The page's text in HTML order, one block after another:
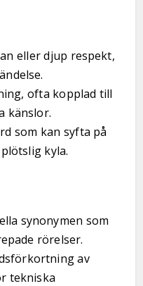
eller djup respekt,
ofta kopplad till
känslor.
som kan syfta på
kyla.
synonymen som
rörelser.
av
tekniska